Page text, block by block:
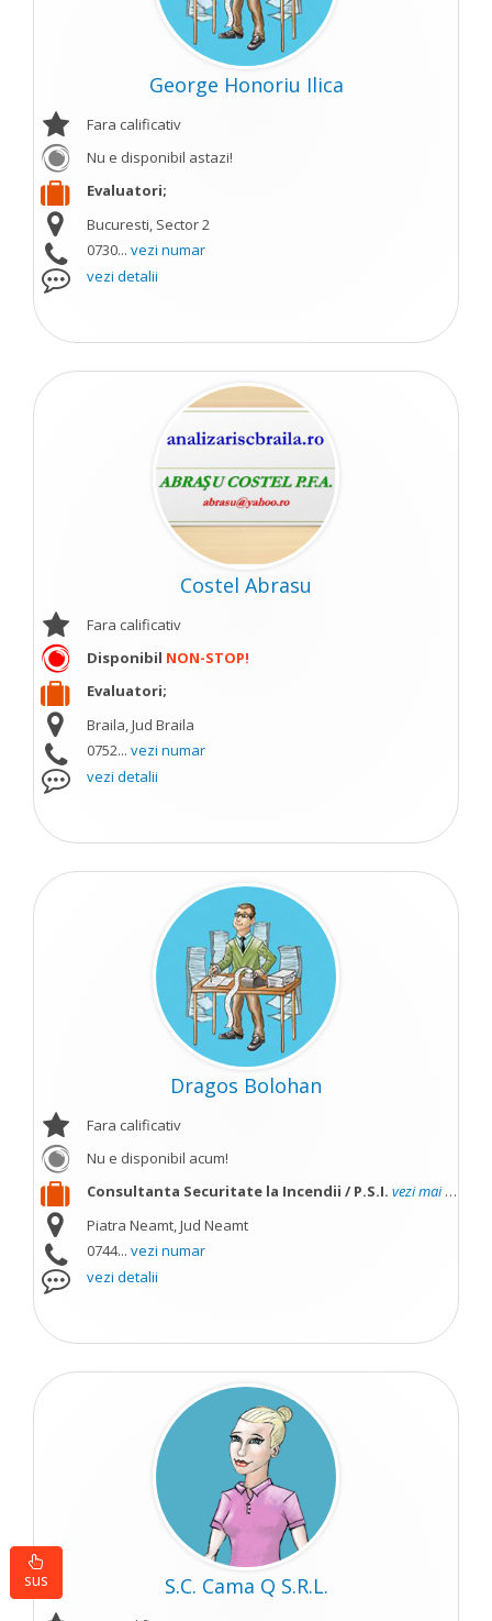
George Honoriu Ilica
Fara calificativ
Nu e disponibil astazi!
Evaluatori;
Bucuresti, Sector 2
0730... vezi numar
vezi detalii
Costel Abrasu
Fara calificativ
Disponibil NON-STOP!
Evaluatori;
Braila, Jud Braila
0752... vezi numar
vezi detalii
Dragos Bolohan
Fara calificativ
Nu e disponibil acum!
Consultanta Securitate la Incendii / P.S.I. vezi mai mult
Piatra Neamt, Jud Neamt
0744... vezi numar
vezi detalii
S.C. Cama Q S.R.L.
sus